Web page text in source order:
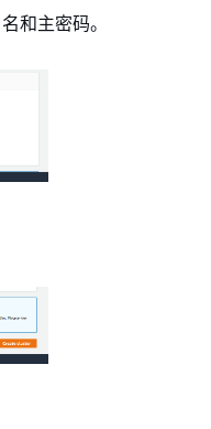
和主密码。